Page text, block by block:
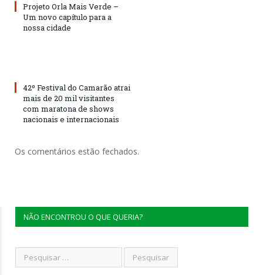
Projeto Orla Mais Verde –
Um novo capítulo para a
nossa cidade
42º Festival do Camarão atrai
mais de 20 mil visitantes
com maratona de shows
nacionais e internacionais
Os comentários estão fechados.
NÃO ENCONTROU O QUE QUERIA?